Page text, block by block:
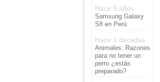
Hace 9 años
Samsung Galaxy
S8 en Perú
Hace 1 decadas
Animales: Razones
para no tener un
perro ¿estás
preparado?